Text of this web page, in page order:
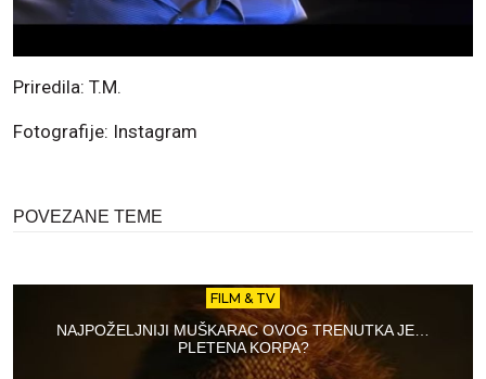
Priredila: T.M.
Fotografije: Instagram
POVEZANE TEME
FILM & TV
NAJPOŽELJNIJI MUŠKARAC OVOG TRENUTKA JE…
PLETENA KORPA?